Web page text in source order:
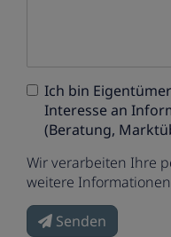
Ich bin
Interesse an
(Beratung,
Wir verarbeiten Ihre
weitere
Senden